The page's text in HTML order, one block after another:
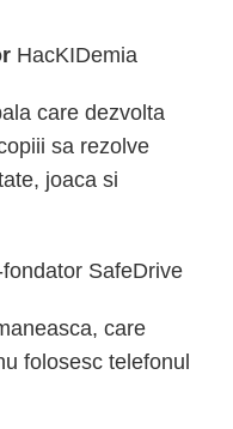
HacKIDemia
care dezvolta
sa rezolve
joaca si
SafeDrive
care
folosesc telefonul